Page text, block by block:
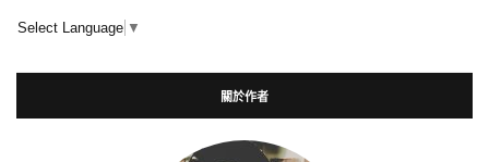
Select Language ▼
關於作者